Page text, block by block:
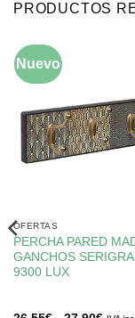
PRODUCTOS
-10%
Nuevo
OFERTAS
PERCHA PARED
GANCHOS
9300 LUX